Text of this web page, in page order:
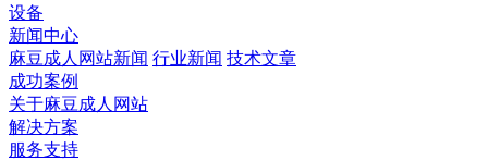
设备
新闻中心
麻豆成人网站新闻 行业新闻 技术文章
成功案例
关于麻豆成人网站
解决方案
服务支持